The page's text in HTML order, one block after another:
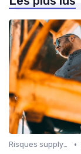
Risques supply-chain •